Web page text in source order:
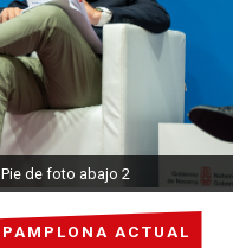
PAMPLONA ACTUAL
Pie de foto abajo 2